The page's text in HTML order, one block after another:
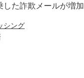
した詐欺メールが増加
シング